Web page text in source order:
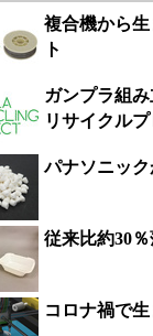
複合機から
ト
ガンプラ組
リサイクル
パナソニッ
従来比約30
コロナ禍で